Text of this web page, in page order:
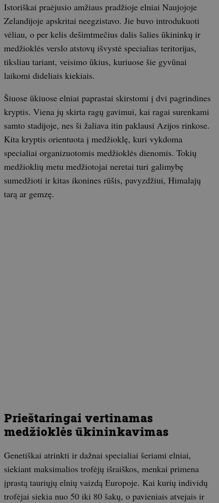
Istoriškai praėjusio amžiaus pradžioje elniai Naujojoje
Zelandijoje apskritai neegzistavo. Jie buvo introdukuoti
vėliau, o per kelis dešimtmečius dalis šalies ūkininkų ir
medžioklės verslo atstovų išvystė specialias teritorijas,
tiksliau tariant, veisimo ūkius, kuriuose šie gyvūnai
laikomi dideliais kiekiais.
Šiuose ūkiuose elniai paprastai skirstomi į dvi pagrindines
kryptis. Viena jų skirta ragų gavimui, kai ragai surenkami
samto stadijoje, nes ši žaliava itin paklausi Azijos rinkose.
Kita kryptis orientuota į medžioklę, kuri vykdoma
specialiai organizuotomis medžioklės dienomis. Tokių
medžioklių metu medžiotojai neretai turi galimybę
sumedžioti ir kitas ikonines rūšis, pavyzdžiui, Himalajų
tarą ar gemzę.
Prieštaringai vertinamas
medžioklės ūkininkavimas
Genetiškai atrinkti ir dažnai specialiai šeriami elniai,
siekiant maksimalios trofėjų išraiškos, menkai primena
įprastą tauriųjų elnių vaizdą Europoje. Kai kurių individų
trofėjai siekia nuo 50 iki 80 šakų, o pavieniais atvejais ir